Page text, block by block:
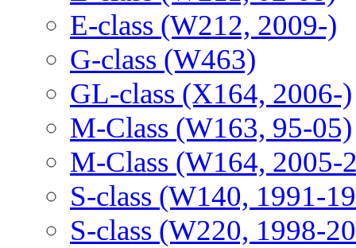
E-class (W212, 2009-)
G-class (W463)
GL-class (X164, 2006-)
M-Class (W163, 95-05)
M-Class (W164, 2005-
S-class (W140, 1991-
S-class (W220, 1998-